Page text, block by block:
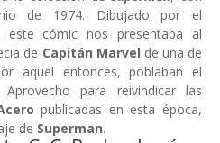
de 1974. Dibujado por el
este cómic nos presentaba al
de Capitán Marvel de una de
aquel entonces, poblaban el
para reivindicar las
publicadas en esta época,
de Superman.